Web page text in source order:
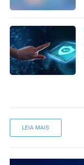
LEIA MAIS